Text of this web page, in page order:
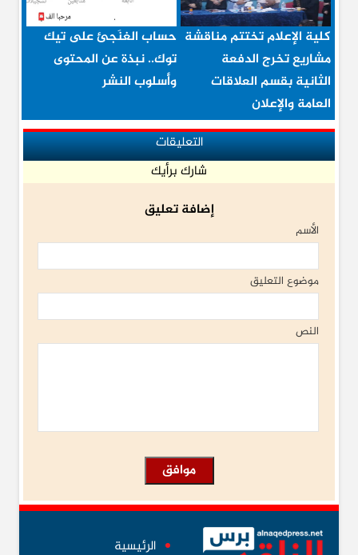
كلية الإعلام تختتم مناقشة
مشاريع تخرج الدفعة
الثانية بقسم العلاقات
العامة والإعلان
حساب الغنَجئ على تيك
توك.. نبذة عن المحتوى
وأسلوب النشر
التعليقات
شارك برأيك
إضافة تعليق
الأسم
موضوع التعليق
النص
الرئيسية